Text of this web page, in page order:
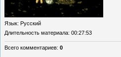
Язык: Русский
Длительность материала: 00:27:53
Всего комментариев: 0